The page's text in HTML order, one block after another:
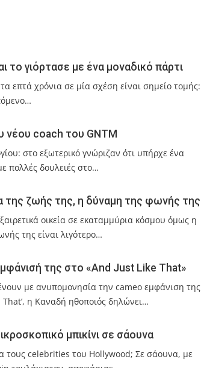
το γιόρτασε με ένα μοναδικό πάρτι
επτά χρόνια σε μία σχέση είναι σημείο τομής:
νέου coach του GNTM
στο εξωτερικό γνώριζαν ότι υπήρχε ένα
πολλές δουλειές στο…
της ζωής της, η δύναμη της φωνής της
οικεία σε εκαταμμύρια κόσμου όμως η
της είναι λιγότερο…
της στο «And Just Like That»
με ανυπομονησία την cameo εμφάνιση της
η Καναδή ηθοποιός δηλώνει…
μπικίνι σε σάουνα
τους celebrities του Hollywood; Σε σάουνα, με